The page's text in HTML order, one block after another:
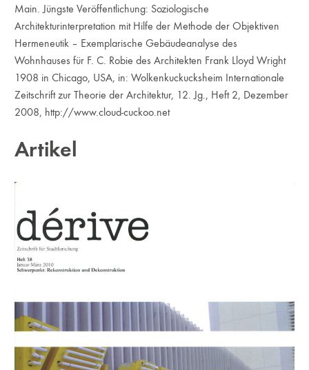
Main. Jüngste Veröffentlichung: Soziologische
Architekturinterpretation mit Hilfe der Methode der Objektiven
Hermeneutik – Exemplarische Gebäudeanalyse des
Wohnhauses für F. C. Robie des Architekten Frank Lloyd Wright
1908 in Chicago, USA, in: Wolkenkuckucksheim Internationale
Zeitschrift zur Theorie der Architektur, 12. Jg., Heft 2, Dezember
2008, http://www.cloud-cuckoo.net
Artikel